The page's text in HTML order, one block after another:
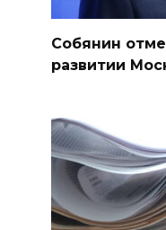
Собянин
развитии